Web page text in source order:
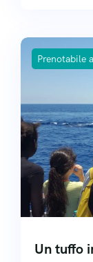
Prenotabile
Un tuffo